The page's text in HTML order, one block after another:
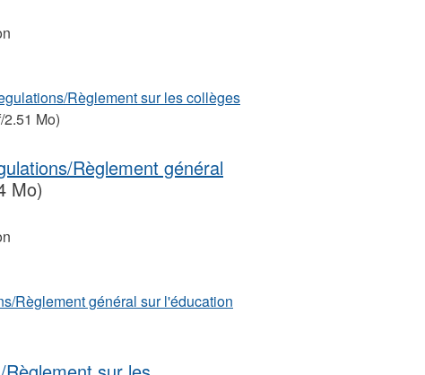
Règlement sur les collèges
Mo)
Règlement général
Mo)
Règlement général sur l'éducation